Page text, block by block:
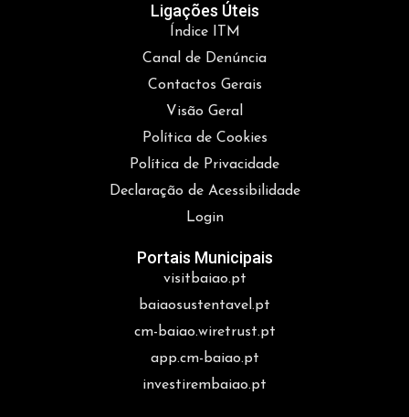
Ligações Úteis
Índice ITM
Canal de Denúncia
Contactos Gerais
Visão Geral
Política de Cookies
Política de Privacidade
Declaração de Acessibilidade
Login
Portais Municipais
visitbaiao.pt
baiaosustentavel.pt
cm-baiao.wiretrust.pt
app.cm-baiao.pt
investirembaiao.pt